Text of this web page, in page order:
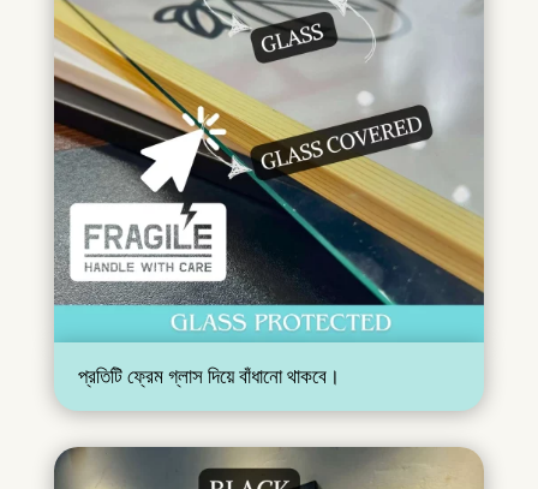
প্রতিটি ফ্রেম গ্লাস দিয়ে বাঁধানো থাকবে।